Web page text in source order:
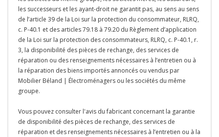
les successeurs et les ayant-droit ne garantit pas, au sens au sens
de l’article 39 de la Loi sur la protection du consommateur, RLRQ,
c. P-40.1 et des articles 79.18 à 79.20 du Règlement d’application
de la Loi sur la protection des consommateurs, RLRQ, c. P-40.1, r.
3, la disponibilité des pièces de rechange, des services de
réparation ou des renseignements nécessaires à l’entretien ou à
la réparation des biens importés annoncés ou vendus par
Mobilier Béland | Électroménagers ou les sociétés du même
groupe.
Vous pouvez consulter l'avis du fabricant concernant la garantie
de disponibilité des pièces de rechange, des services de
réparation et des renseignements nécessaires à l’entretien ou à la